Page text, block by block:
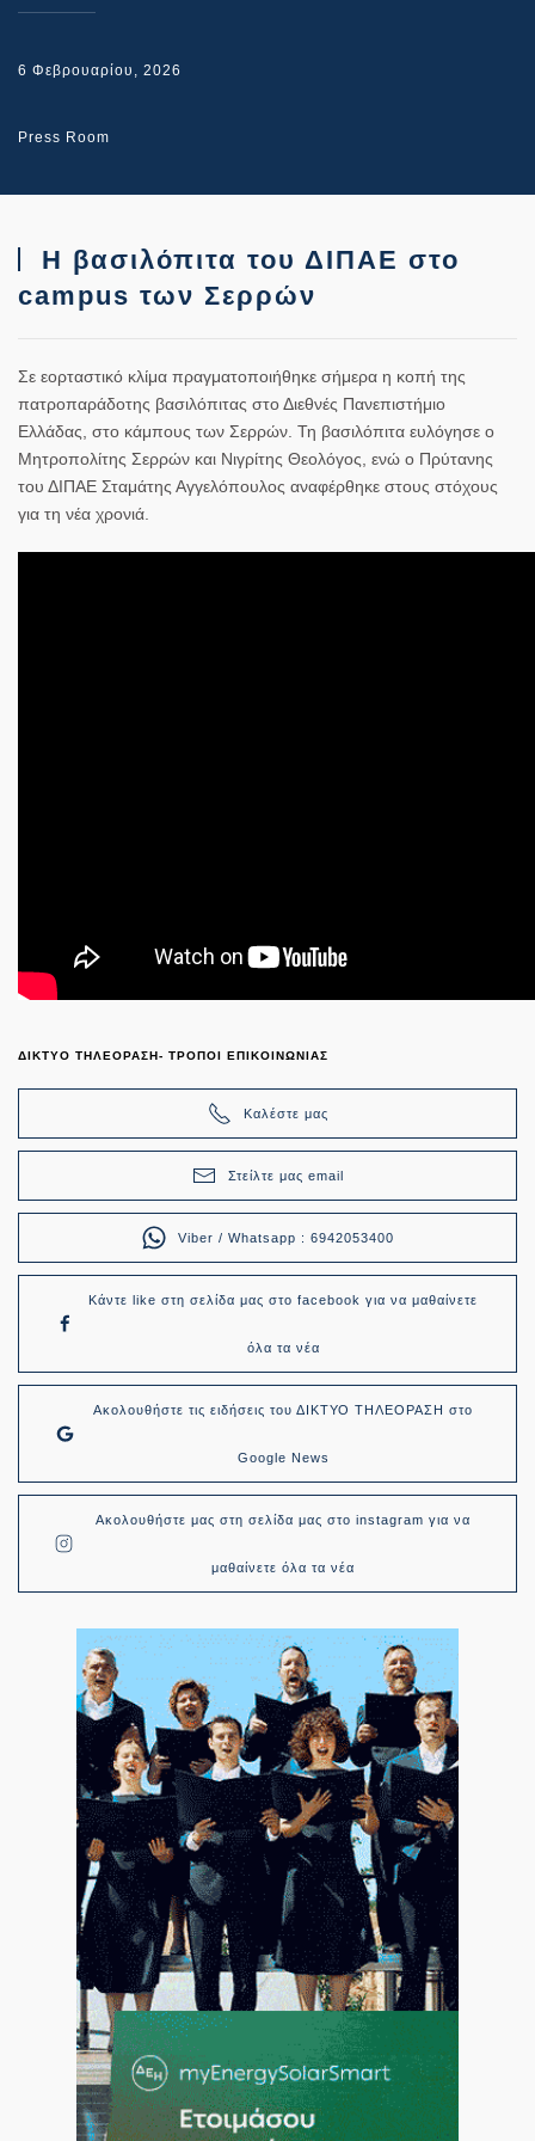
6 Φεβρουαρίου, 2026
Press Room
Η βασιλόπιτα του ΔΙΠΑΕ στο
campus των Σερρών
Σε εορταστικό κλίμα πραγματοποιήθηκε σήμερα η κοπή της
πατροπαράδοτης βασιλόπιτας στο Διεθνές Πανεπιστήμιο
Ελλάδας, στο κάμπους των Σερρών. Τη βασιλόπιτα ευλόγησε ο
Μητροπολίτης Σερρών και Νιγρίτης Θεολόγος, ενώ ο Πρύτανης
του ΔΙΠΑΕ Σταμάτης Αγγελόπουλος αναφέρθηκε στους στόχους
για τη νέα χρονιά.
ΔΙΚΤΥΟ ΤΗΛΕΟΡΑΣΗ- ΤΡΟΠΟΙ ΕΠΙΚΟΙΝΩΝΙΑΣ
Καλέστε μας
Στείλτε μας email
Viber / Whatsapp : 6942053400
Κάντε like στη σελίδα μας στο facebook για να μαθαίνετε
όλα τα νέα
Ακολουθήστε τις ειδήσεις του ΔΙΚΤΥΟ ΤΗΛΕΟΡΑΣΗ στο
Google News
Ακολουθήστε μας στη σελίδα μας στο instagram για να
μαθαίνετε όλα τα νέα